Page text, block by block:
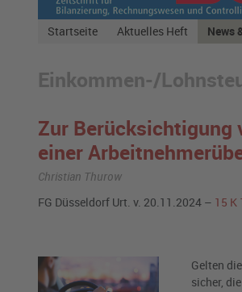
Startseite Aktuelles Heft News
Einkommen-/
Zur Berücksichtigung
einer
Christian Thurow
FG Düsseldorf Urt. v. 20.11.2024 – 15 K
Gelten
sicher,